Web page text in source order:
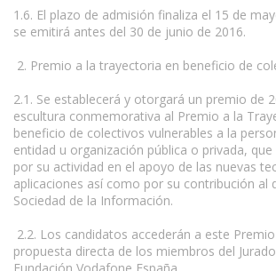
1.6. El plazo de admisión finaliza el 15 de
se emitirá antes del 30 de junio de 2016.
2. Premio a la trayectoria en beneficio de
2.1. Se establecerá y otorgará un premio de
escultura conmemorativa al Premio a la
beneficio de colectivos vulnerables a la
entidad u organización pública o privada,
por su actividad en el apoyo de las nuevas
aplicaciones así como por su contribución al
Sociedad de la Información.
2.2. Los candidatos accederán a este
propuesta directa de los miembros del
Fundación Vodafone España.